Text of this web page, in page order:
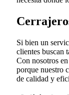
Si bien un
clientes buscan
Con nosotros en
porque nuestro
de calidad y